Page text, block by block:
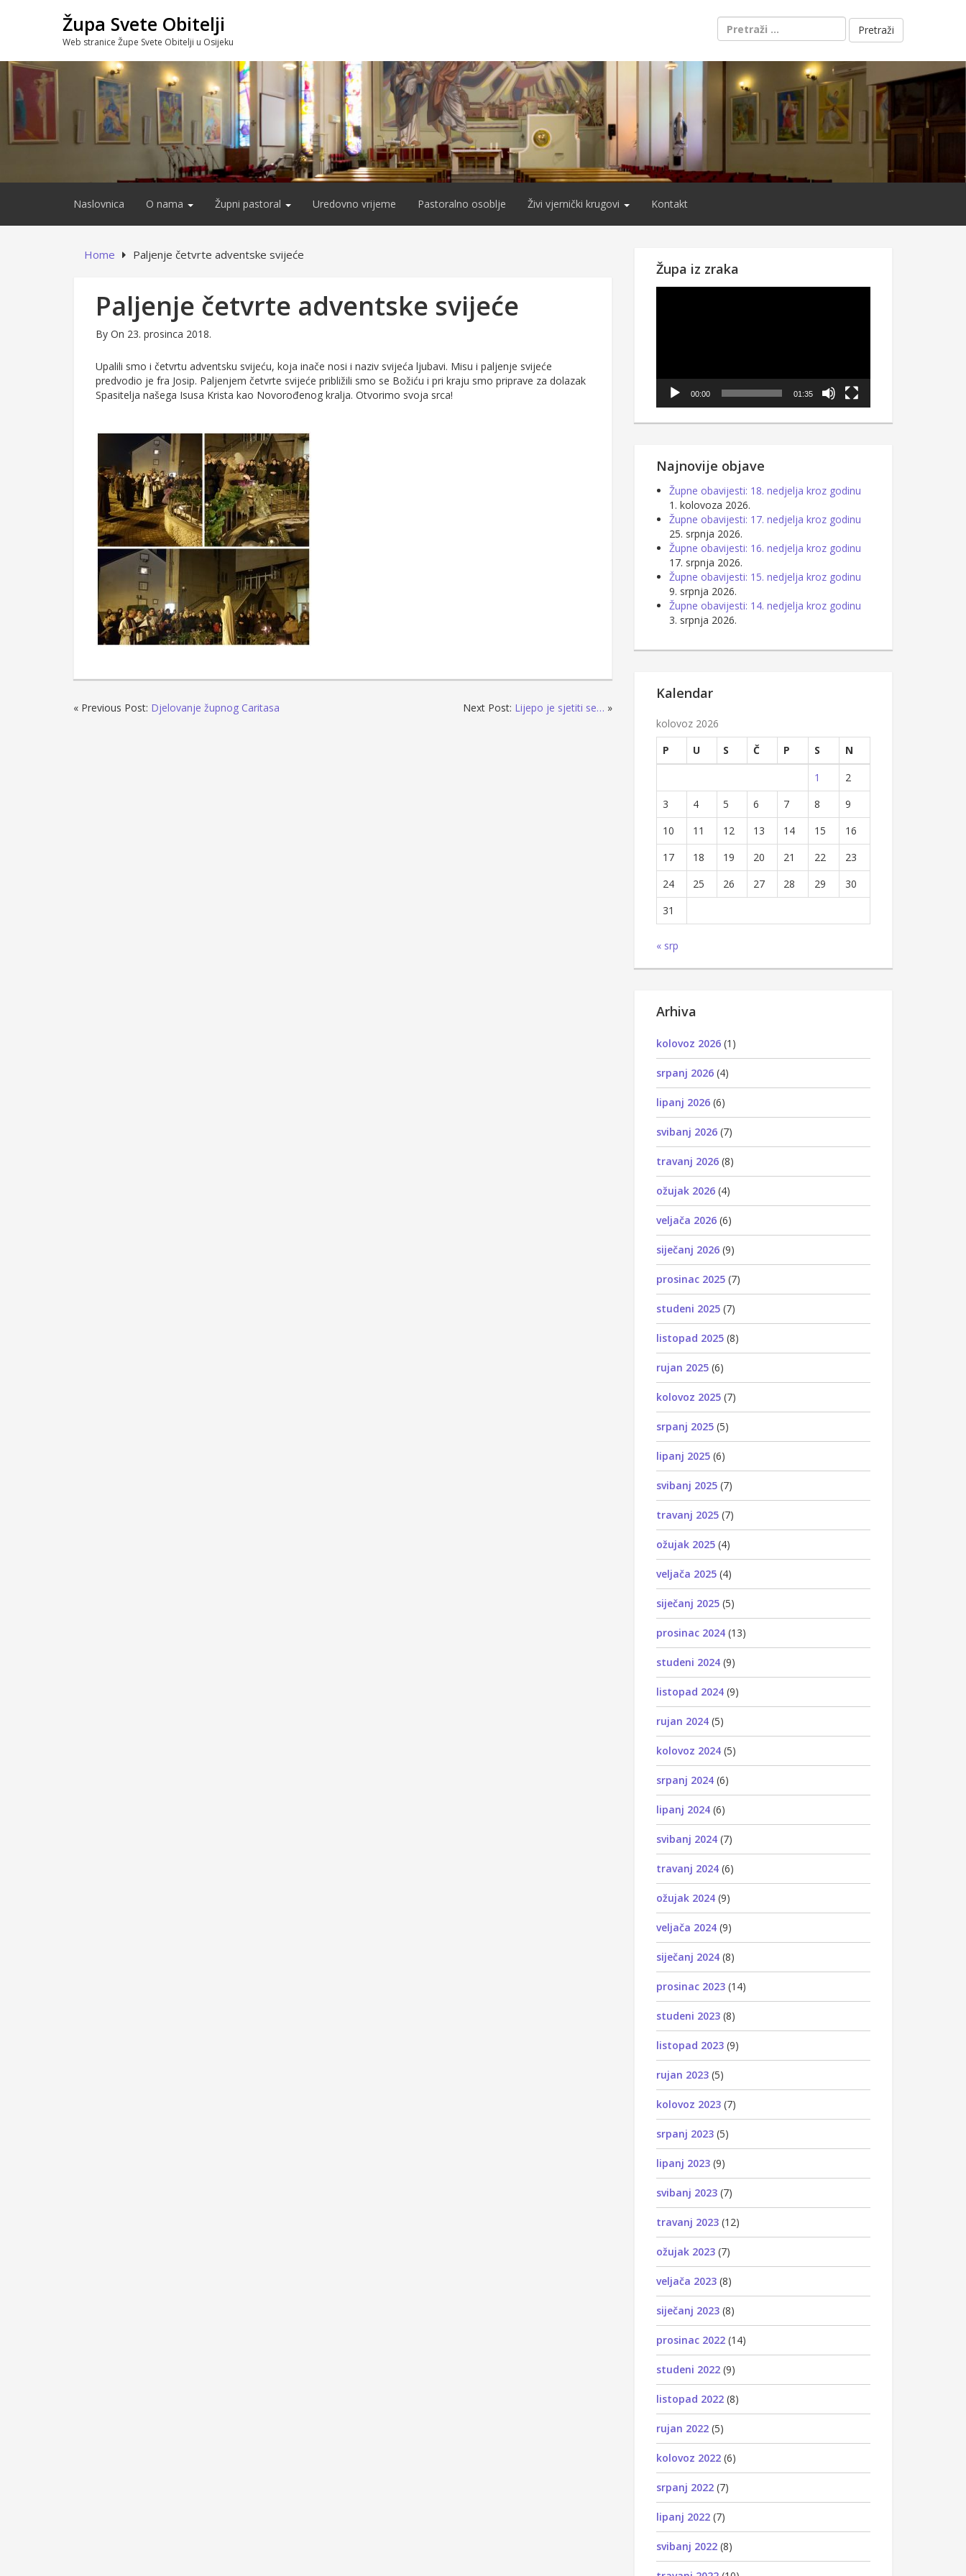
Župa Svete Obitelji
Web stranice Župe Svete Obitelji u Osijeku
Pretraži:
Naslovnica O nama Župni pastoral Uredovno vrijeme Pastoralno osoblje Živi vjernički krugovi Kontakt
Home Paljenje četvrte adventske svijeće
Paljenje četvrte adventske svijeće
By On 23. prosinca 2018.
Upalili smo i četvrtu adventsku svijeću, koja inače nosi i naziv svijeća ljubavi. Misu i paljenje svijeće
predvodio je fra Josip. Paljenjem četvrte svijeće približili smo se Božiću i pri kraju smo priprave za dolazak
Spasitelja našega Isusa Krista kao Novorođenog kralja. Otvorimo svoja srca!
« Previous Post: Djelovanje župnog Caritasa Next Post: Lijepo je sjetiti se… »
Župa iz zraka
00:00 01:35
Najnovije objave
Župne obavijesti: 18. nedjelja kroz godinu
1. kolovoza 2026.
Župne obavijesti: 17. nedjelja kroz godinu
25. srpnja 2026.
Župne obavijesti: 16. nedjelja kroz godinu
17. srpnja 2026.
Župne obavijesti: 15. nedjelja kroz godinu
9. srpnja 2026.
Župne obavijesti: 14. nedjelja kroz godinu
3. srpnja 2026.
Kalendar
kolovoz 2026
P
U S Č P S
N
1
2
3
4 5 6 7 8
9
10
11 12 13 14 15
16
17
18 19 20 21 22
23
24
25 26 27 28 29
30
31
« srp
Arhiva
kolovoz 2026 (1)
srpanj 2026 (4)
lipanj 2026 (6)
svibanj 2026 (7)
travanj 2026 (8)
ožujak 2026 (4)
veljača 2026 (6)
siječanj 2026 (9)
prosinac 2025 (7)
studeni 2025 (7)
listopad 2025 (8)
rujan 2025 (6)
kolovoz 2025 (7)
srpanj 2025 (5)
lipanj 2025 (6)
svibanj 2025 (7)
travanj 2025 (7)
ožujak 2025 (4)
veljača 2025 (4)
siječanj 2025 (5)
prosinac 2024 (13)
studeni 2024 (9)
listopad 2024 (9)
rujan 2024 (5)
kolovoz 2024 (5)
srpanj 2024 (6)
lipanj 2024 (6)
svibanj 2024 (7)
travanj 2024 (6)
ožujak 2024 (9)
veljača 2024 (9)
siječanj 2024 (8)
prosinac 2023 (14)
studeni 2023 (8)
listopad 2023 (9)
rujan 2023 (5)
kolovoz 2023 (7)
srpanj 2023 (5)
lipanj 2023 (9)
svibanj 2023 (7)
travanj 2023 (12)
ožujak 2023 (7)
veljača 2023 (8)
siječanj 2023 (8)
prosinac 2022 (14)
studeni 2022 (9)
listopad 2022 (8)
rujan 2022 (5)
kolovoz 2022 (6)
srpanj 2022 (7)
lipanj 2022 (7)
svibanj 2022 (8)